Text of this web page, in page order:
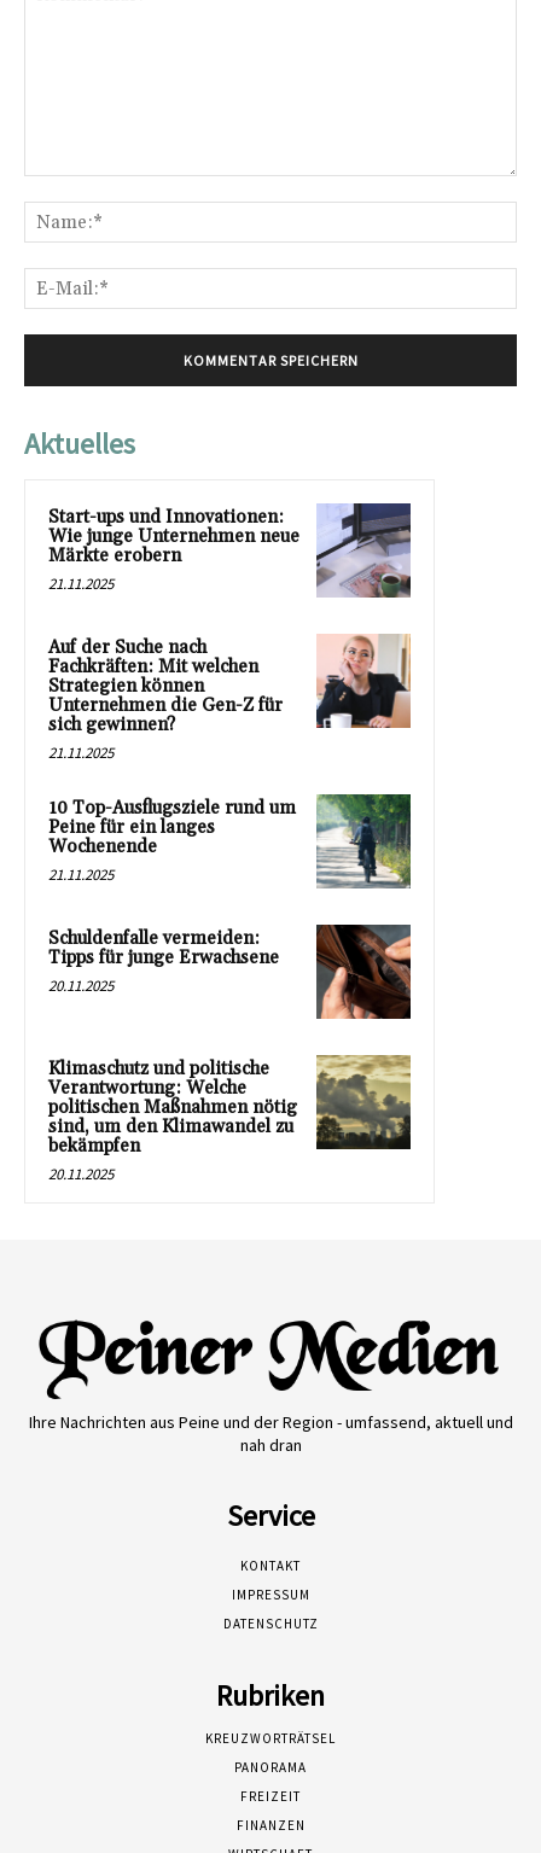
Aktuelles
Start-ups und Innovationen:
Wie junge Unternehmen neue
Märkte erobern
21.11.2025
Auf der Suche nach
Fachkräften: Mit welchen
Strategien können
Unternehmen die Gen-Z für
sich gewinnen?
21.11.2025
10 Top-Ausflugsziele rund um
Peine für ein langes
Wochenende
21.11.2025
Schuldenfalle vermeiden:
Tipps für junge Erwachsene
20.11.2025
Klimaschutz und politische
Verantwortung: Welche
politischen Maßnahmen nötig
sind, um den Klimawandel zu
bekämpfen
20.11.2025
Ihre Nachrichten aus Peine und der Region - umfassend, aktuell und
nah dran
Service
KONTAKT
IMPRESSUM
DATENSCHUTZ
Rubriken
KREUZWORTRÄTSEL
PANORAMA
FREIZEIT
FINANZEN